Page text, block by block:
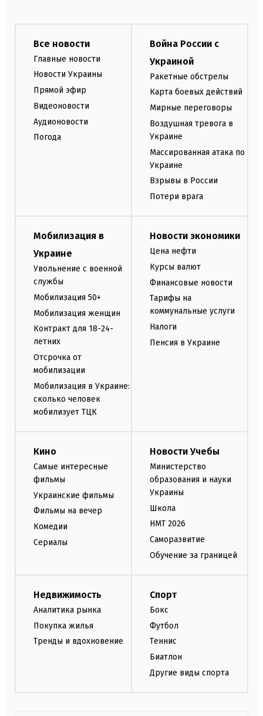
Все новости
Главные новости
Новости Украины
Прямой эфир
Видеоновости
Аудионовости
Погода
Война России с
Украиной
Ракетные обстрелы
Карта боевых действий
Мирные переговоры
Воздушная тревога в
Украине
Массированная атака по
Украине
Взрывы в России
Потери врага
Мобилизация в
Украине
Увольнение с военной
службы
Мобилизация 50+
Мобилизация женщин
Контракт для 18-24-
летних
Отсрочка от
мобилизации
Мобилизация в Украине:
сколько человек
мобилизует ТЦК
Новости экономики
Цена нефти
Курсы валют
Финансовые новости
Тарифы на
коммунальные услуги
Налоги
Пенсия в Украине
Кино
Самые интересные
фильмы
Украинские фильмы
Фильмы на вечер
Комедии
Сериалы
Новости Учебы
Министерство
образования и науки
Украины
Школа
НМТ 2026
Саморазвитие
Обучение за границей
Недвижимость
Аналитика рынка
Покупка жилья
Тренды и вдохновение
Спорт
Бокс
Футбол
Теннис
Биатлон
Другие виды спорта